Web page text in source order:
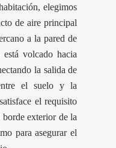
elegimos
de aire principal
a la pared de
volcado hacia
la salida de
el suelo y la
el requisito
exterior de la
para asegurar el